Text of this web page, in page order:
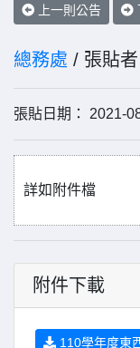
上一則公告
總務處 / 張貼者
張貼日期： 2021-
詳如附件檔
附件下載
110學年度東